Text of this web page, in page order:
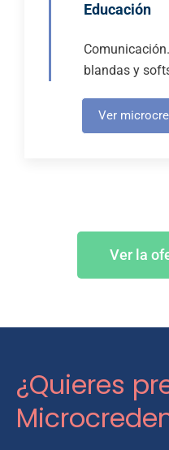
Educación
blandas y
Ver
Ver la
¿Quieres